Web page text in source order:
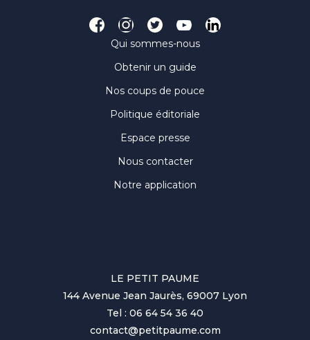
Qui sommes-nous
Obtenir un guide
Nos coups de pouce
Politique éditoriale
Espace presse
Nous contacter
Notre application
LE PETIT PAUME
144 Avenue Jean Jaurès, 69007 Lyon
Tel : 06 64 54 36 40
contact@petitpaume.com